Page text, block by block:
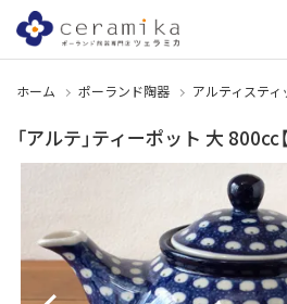
ホーム ポーランド陶器 アルティスティ
「アルテ」ティーポット 大 800cc